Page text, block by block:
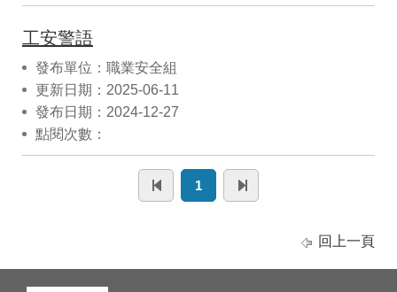
工安警語
發布單位：職業安全組
更新日期：2025-06-11
發布日期：2024-12-27
點閱次數：
1
回上一頁